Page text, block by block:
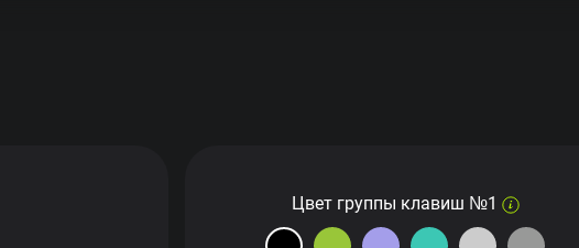
Цвет группы клавиш №1